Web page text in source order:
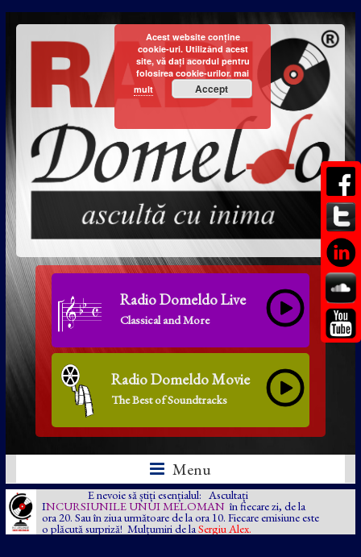
Radio Domeldo Live
Classical and More
Radio Domeldo Movie
The Best of Soundtracks
Menu
E nevoie să știți esențialul: Ascultați
INCURSIUNILE UNUI MELOMAN în fiecare zi, de la
ora 20. Sau în ziua următoare de la ora 10. Fiecare emisiune este
o plăcută surpriză! Mulțumiri de la Sergiu Alex.
Acest website conține
cookie-uri. Utilizând acest
site, vă dați acordul pentru
folosirea cookie-urilor. mai
mult
Accept